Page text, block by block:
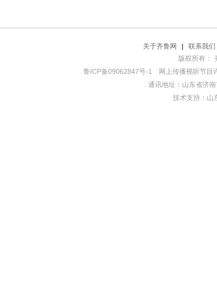
关于齐鲁网 |
联系我们
版权所有：
鲁ICP备09062847号-1
网上传播视听节目
通讯地址：山东省济
技术支持： 山